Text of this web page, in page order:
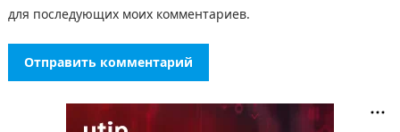
для последующих моих комментариев.